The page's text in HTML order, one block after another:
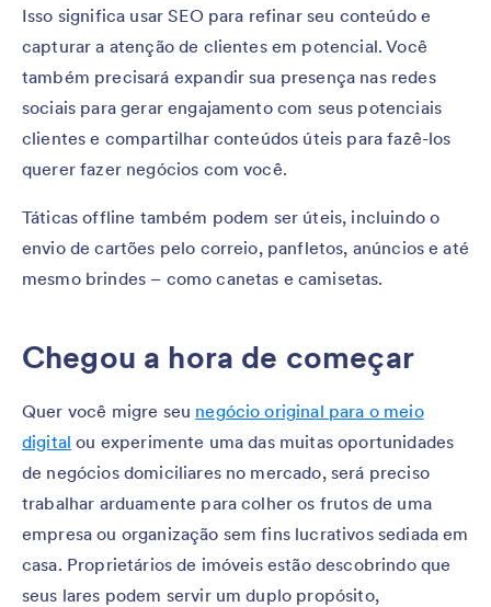
Isso significa usar SEO para refinar seu conteúdo e
capturar a atenção de clientes em potencial. Você
também precisará expandir sua presença nas redes
sociais para gerar engajamento com seus potenciais
clientes e compartilhar conteúdos úteis para fazê-los
querer fazer negócios com você.
Táticas offline também podem ser úteis, incluindo o
envio de cartões pelo correio, panfletos, anúncios e até
mesmo brindes – como canetas e camisetas.
Chegou a hora de começar
Quer você migre seu negócio original para o meio
digital ou experimente uma das muitas oportunidades
de negócios domiciliares no mercado, será preciso
trabalhar arduamente para colher os frutos de uma
empresa ou organização sem fins lucrativos sediada em
casa. Proprietários de imóveis estão descobrindo que
seus lares podem servir um duplo propósito,